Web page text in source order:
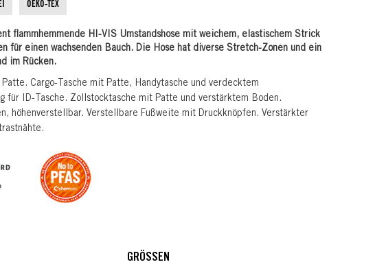
OEKO-TEX
flammhemmende HI-VIS Umstandshose mit weichem, elastischem Strick
für einen wachsenden Bauch. Die Hose hat diverse Stretch-Zonen und ein
im Rücken.
Patte. Cargo-Tasche mit Patte, Handytasche und verdecktem
für ID-Tasche. Zollstocktasche mit Patte und verstärktem Boden.
höhenverstellbar. Verstellbare Fußweite mit Druckknöpfen. Verstärkter
GRÖSSEN